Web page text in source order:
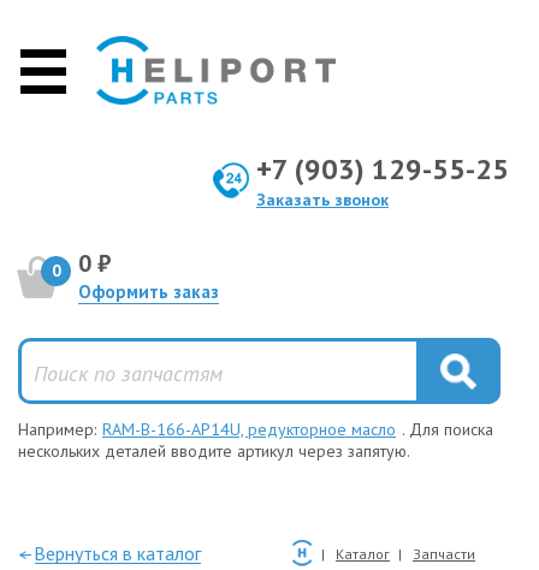
+7 (903) 129-55-25
Заказать звонок
0 0 ₽
Оформить заказ
Например: RAM-B-166-AP14U, редукторное масло . Для поиска
нескольких деталей вводите артикул через запятую.
—Вернуться в каталог Каталог Запчасти